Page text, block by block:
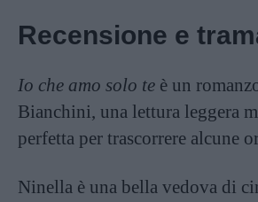
Recensione e
Io che amo solo te è un
Bianchini, una lettura leggera
perfetta per trascorrere alcune
Ninella è una bella vedova di